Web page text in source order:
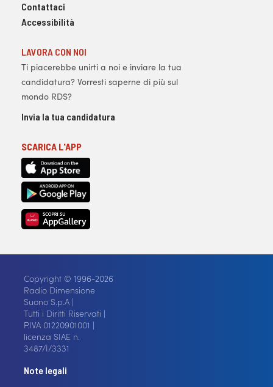
Contattaci
Accessibilità
LAVORA CON NOI
Ti piacerebbe unirti a noi e inviare la tua
candidatura? Vorresti saperne di più sul
mondo RDS?
Invia la tua candidatura
SCARICA L'APP
Copyright © 1996-2026
Radio Dimensione
Suono S.p.A |
Tutti i Diritti Riservati |
P.IVA 01220901001 |
licenza SIAE n.
3487/I/3331
Note legali